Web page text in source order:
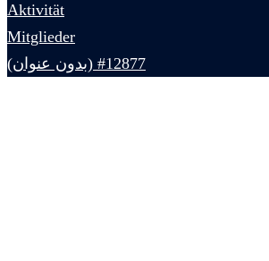
Aktivität
Mitglieder
#12877 (بدون عنوان)